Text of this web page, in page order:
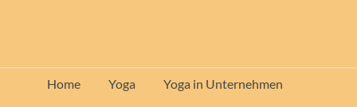
Home Yoga Yoga in Unternehmen